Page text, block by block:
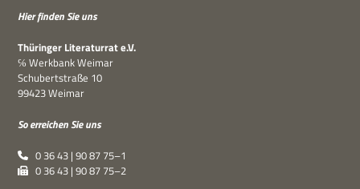
Hier fin­den Sie uns
Thü­rin­ger Lite­ra­tur­rat e.V.
℅ Werk­bank Weimar
Schu­bert­straße 10
99423 Weimar
So errei­chen Sie uns
0 36 43 | 90 87 75–1
0 36 43 | 90 87 75–2